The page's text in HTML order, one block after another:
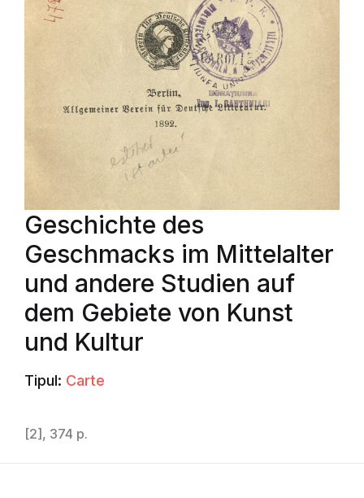
Geschichte des
Geschmacks im Mittelalter
und andere Studien auf
dem Gebiete von Kunst
und Kultur
Tipul: Carte
[2], 374 p.